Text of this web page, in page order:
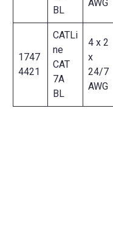
BL
AWG
1747
4421
CATLi
ne
CAT
7A
BL
4 x 2
x
24/7
AWG